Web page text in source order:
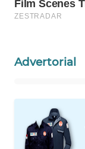
Advertorial
WAHANANEWS
NET
SPORT
WAHANA
UMKM
WAHANA